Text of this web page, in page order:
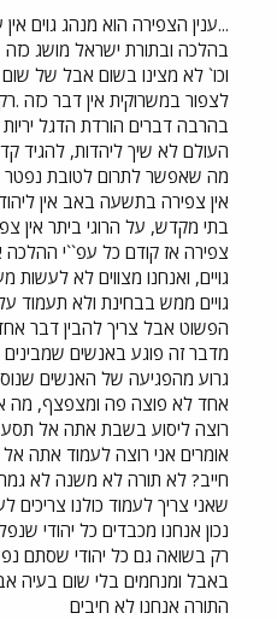
...ענין הצפירה הוא מנהג גוים
בהלכה ובתורת ישראל מושג
וכו` לא מצינו בשום אבל של
לצפור במשרוקית אין דבר כזה
בהרבה דברים הורדת הדגל
העולם לא שיך ליהדות, להגיד
מה שאפשר לתרום לטובת נפטר
אין צפירה בתשעה באב אין
בתי מקדש, על הרוגי ביתר אין
צפירה אז קודם כל עפ``י ההלכה
גויים, ואנחנו מצווים לא
גויים ממש בבחינת ולא תעמוד
הפשוט אבל צריך להבין דבר
מדבר זה פוגע באנשים
גרוע מהפגיעה של האנשים
אחד לא פוצה פה ומצפצף, מה
רוצה ליסוע בשבת אתה אל
אומרים אני רוצה לעמוד אתה
חייב? לא תורה לא משנה לא
שאני צריך לעמוד כולנו
נכון אנחנו מכבדים כל יהודי
רק בשואה גם כל יהודי שסתם
באבל ומנחמים בלי שום בעיה
התורה אנחנו לא חיבים